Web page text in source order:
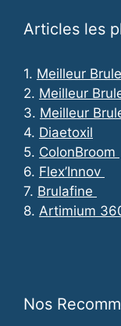
Articles les
1. Meilleur
2. Meilleur
3. Meilleur
4. Diaetoxil
5. ColonBroom
6. Flex’Innov
7. Brulafine
8. Artimium
Nos